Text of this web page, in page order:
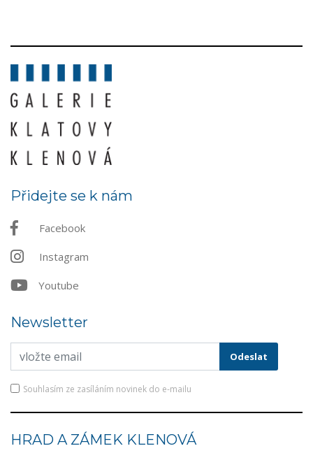
Přidejte se k nám
Facebook
Instagram
Youtube
Newsletter
Souhlasím ze zasíláním novinek do e-mailu
HRAD A ZÁMEK KLENOVÁ